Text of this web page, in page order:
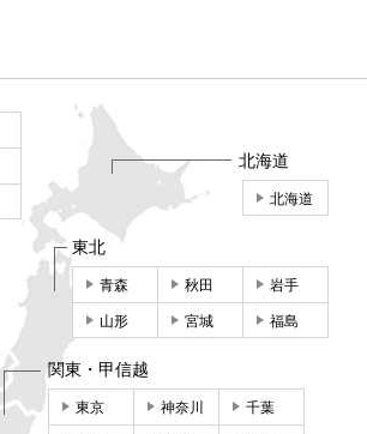
北海道
北海道
東北
青森 秋田 岩手
山形 宮城 福島
関東・甲信越
東京 神奈川 千葉